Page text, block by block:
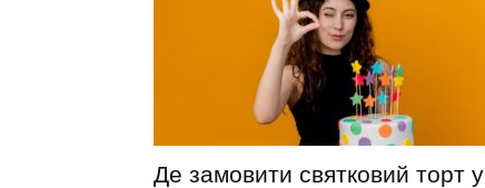
Де замовити святковий торт у